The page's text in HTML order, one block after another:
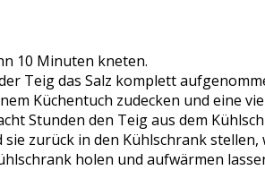
10 Minuten kneten.
Teig das Salz komplett
Küchentuch zudecken und eine
Stunden den Teig aus dem
zurück in den Kühlschrank
holen und aufwärmen